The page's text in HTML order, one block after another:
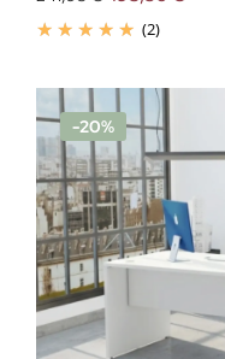
(2)
-20%